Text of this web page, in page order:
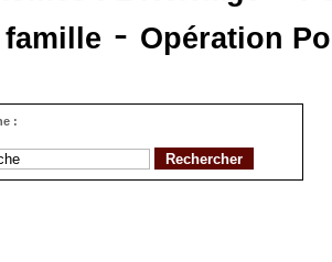
famille - Opération
: